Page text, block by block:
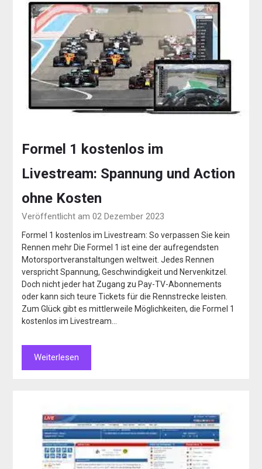
Formel 1 kostenlos im
Livestream: Spannung und Action
ohne Kosten
Veröffentlicht am 02 Dezember 2023
Formel 1 kostenlos im Livestream: So verpassen Sie kein
Rennen mehr Die Formel 1 ist eine der aufregendsten
Motorsportveranstaltungen weltweit. Jedes Rennen
verspricht Spannung, Geschwindigkeit und Nervenkitzel.
Doch nicht jeder hat Zugang zu Pay-TV-Abonnements
oder kann sich teure Tickets für die Rennstrecke leisten.
Zum Glück gibt es mittlerweile Möglichkeiten, die Formel 1
kostenlos im Livestream…
Weiterlesen